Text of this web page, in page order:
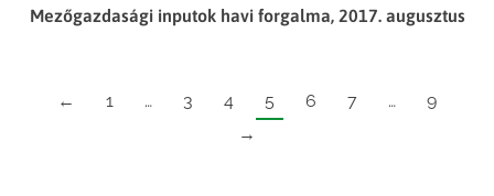
Mezőgazdasági inputok havi forgalma, 2017. augusztus
← 1 … 3 4 5 6 7 …
9
→